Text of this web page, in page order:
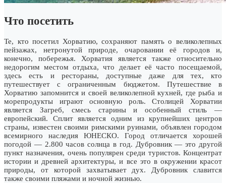
Что посетить
Те, кто посетил Хорватию, сохраняют память о великолепных
пейзажах, нетронутой природе, очаровании её городов и,
конечно, побережья. Хорватия является также относительно
недорогим местом отдыха, что делает её часто посещаемой,
здесь есть и рестораны, доступные даже для тех, кто
путешествует с ограниченным бюджетом. Путешествие в
Хорватию запомнится и своей великолепной кухней, где рыба и
морепродукты играют основную роль. Столицей Хорватии
является Загреб, смесь старины и особенный стиль —
европейский. Сплит является одним из крупнейших центров
страны, известен своими римскими руинами, объявлен городом
всемирного наследия ЮНЕСКО. Город отличается хорошей
погодой — 2.800 часов солнца в год. Дубровник — это другой
пункт назначения, очень популярен среди туристов. Концентрат
истории и древней архитектуры, и все это в окружении красот
природы, от которой захватывает дух. Дубровник славится
также своими пляжами и ночной жизнью.